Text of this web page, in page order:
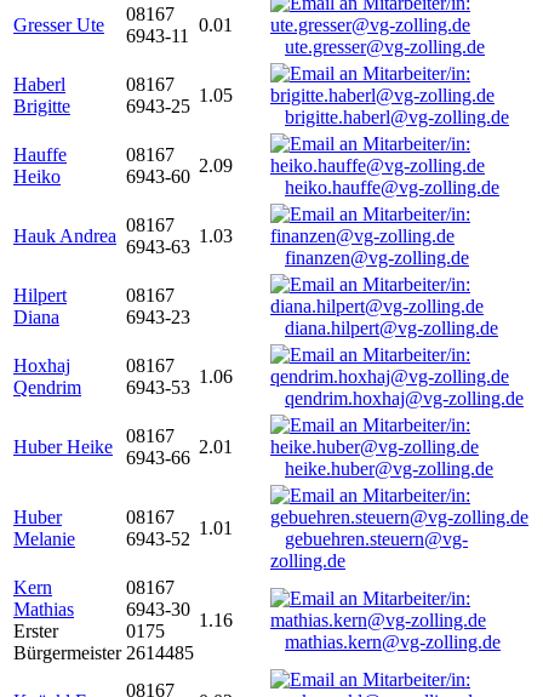
Gresser Ute
08167
6943-11
0.01
ute.gresser@vg-zolling.de
Haberl
Brigitte
08167
6943-25
1.05
brigitte.haberl@vg-zolling.de
Hauffe
Heiko
08167
6943-60
2.09
heiko.hauffe@vg-zolling.de
Hauk Andrea
08167
6943-63
1.03
finanzen@vg-zolling.de
Hilpert
Diana
08167
6943-23
diana.hilpert@vg-zolling.de
Hoxhaj
Qendrim
08167
6943-53
1.06
qendrim.hoxhaj@vg-zolling.de
Huber Heike
08167
6943-66
2.01
heike.huber@vg-zolling.de
Huber
Melanie
08167
6943-52
1.01
gebuehren.steuern@vg-
zolling.de
Kern
Mathias
Erster
Bürgermeister
08167
6943-30
0175
2614485
1.16
mathias.kern@vg-zolling.de
08167